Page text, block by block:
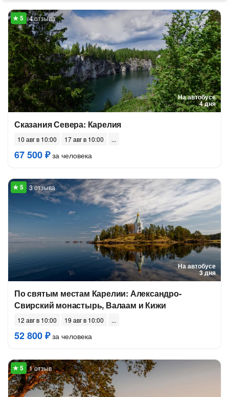
На автобусе
4 дня
4 отзыва
Сказания Севера: Карелия
10 авг в 10:00 17 авг в 10:00
67 500 ₽за человека
На автобусе
3 дня
3 отзыва
По святым местам Карелии: Александро-
Свирский монастырь, Валаам и Кижи
12 авг в 10:00 19 авг в 10:00
52 800 ₽за человека
1 отзыв